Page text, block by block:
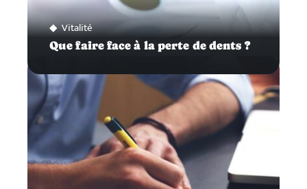
Vitalité
Que faire face à la perte de dents ?